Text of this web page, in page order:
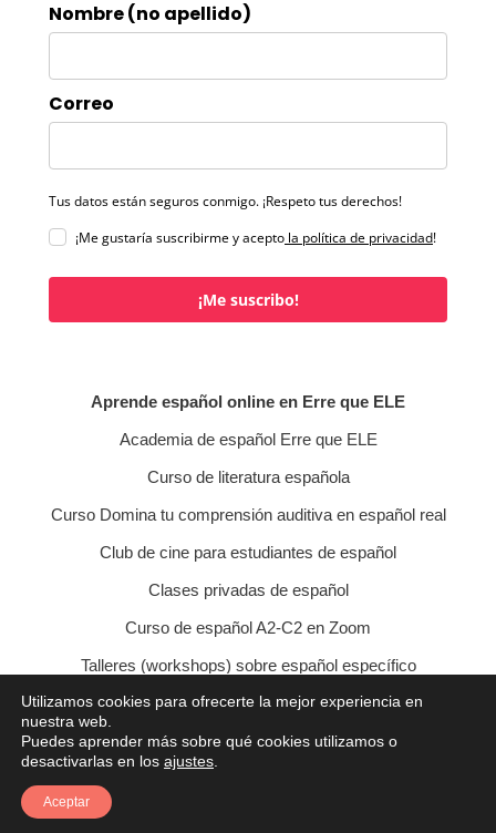
Nombre (no apellido)
Correo
Tus datos están seguros conmigo. ¡Respeto tus derechos!
¡Me gustaría suscribirme y acepto la política de privacidad!
¡Me suscribo!
Aprende español online en Erre que ELE
Academia de español Erre que ELE
Curso de literatura española
Curso Domina tu comprensión auditiva en español real
Club de cine para estudiantes de español
Clases privadas de español
Curso de español A2-C2 en Zoom
Talleres (workshops) sobre español específico
Curso de conversación veraniego
Política de privacidad
Política de cookies
Condiciones de contratación
Utilizamos cookies para ofrecerte la mejor experiencia en
nuestra web.
Puedes aprender más sobre qué cookies utilizamos o
desactivarlas en los ajustes
Aceptar